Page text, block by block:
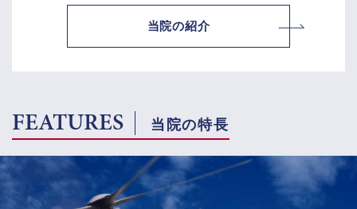
当院の紹介
FEATURES 当院の特長